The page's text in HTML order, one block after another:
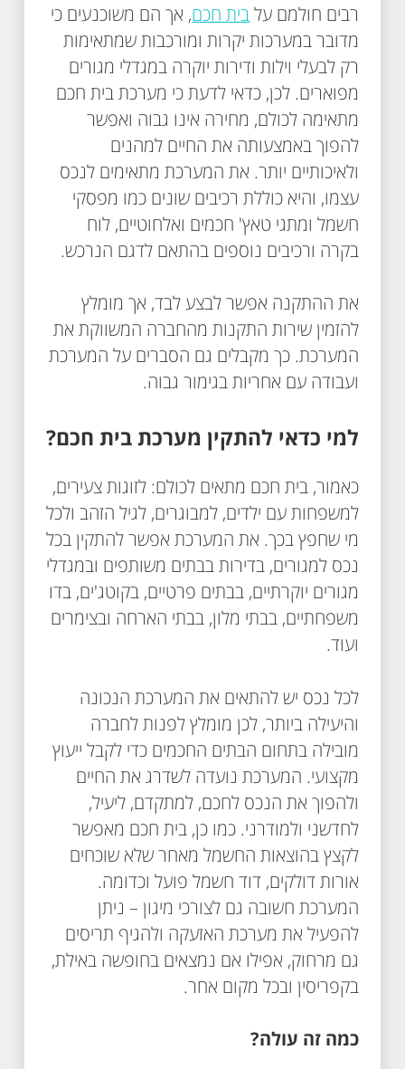
רבים חולמם עלבית חכם, אך הם משוכנעים כי
מדובר במערכות יקרות ומורכבות שמתאימות
רק לבעלי וילות ודירות יוקרה במגדלי מגורים
מפוארים. לכן, כדאי לדעת כי מערכת בית חכם
מתאימה לכולם, מחירה אינו גבוה ואפשר
להפוך באמצעותה את החיים למהנים
ולאיכותיים יותר. את המערכת מתאימים לנכס
עצמו, והיא כוללת רכיבים שונים כמו מפסקי
חשמל ומתגי טאץ' חכמים ואלחוטיים, לוח
בקרה ורכיבים נוספים בהתאם לדגם הנרכש.
את ההתקנה אפשר לבצע לבד, אך מומלץ
להזמין שירות התקנות מהחברה המשווקת את
המערכת. כך מקבלים גם הסברים על המערכת
ועבודה עם אחריות בגימור גבוה.
למי כדאי להתקין מערכת בית חכם?
כאמור, בית חכם מתאים לכולם: לזוגות צעירים,
למשפחות עם ילדים, למבוגרים, לגיל הזהב ולכל
מי שחפץ בכך. את המערכת אפשר להתקין בכל
נכס למגורים, בדירות בבתים משותפים ובמגדלי
מגורים יוקרתיים, בבתים פרטיים, בקוטג'ים, בדו
משפחתיים, בבתי מלון, בבתי הארחה ובצימרים
ועוד.
לכל נכס יש להתאים את המערכת הנכונה
והיעילה ביותר, לכן מומלץ לפנות לחברה
מובילה בתחום הבתים החכמים כדי לקבל ייעוץ
מקצועי. המערכת נועדה לשדרג את החיים
ולהפוך את הנכס לחכם, למתקדם, ליעיל,
לחדשני ולמודרני. כמו כן, בית חכם מאפשר
לקצץ בהוצאות החשמל מאחר שלא שוכחים
אורות דולקים, דוד חשמל פועל וכדומה.
המערכת חשובה גם לצורכי מיגון – ניתן
להפעיל את מערכת האזעקה ולהגיף תריסים
גם מרחוק, אפילו אם נמצאים בחופשה באילת,
בקפריסין ובכל מקום אחר.
כמה זה עולה?